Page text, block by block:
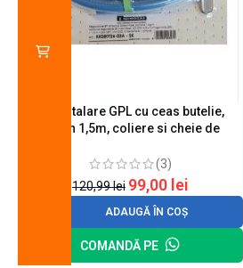
Kit instalare GPL cu ceas butelie,
furtun 1,5m, coliere si cheie de
(3)
120,99lei 99,00 lei
ADAUGĂ ÎN COȘ
COMANDĂ PE